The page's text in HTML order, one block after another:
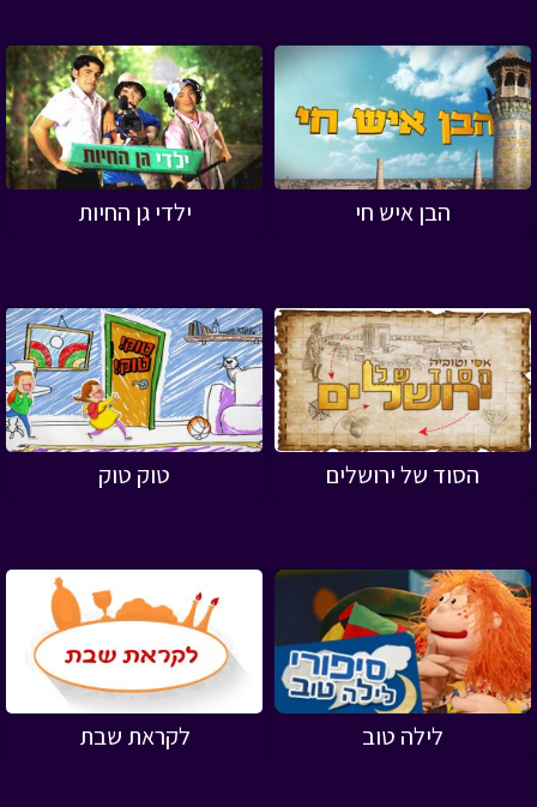
הבן איש חי ילדי גן החיות
הסוד של ירושלים טוק טוק
לילה טוב לקראת שבת